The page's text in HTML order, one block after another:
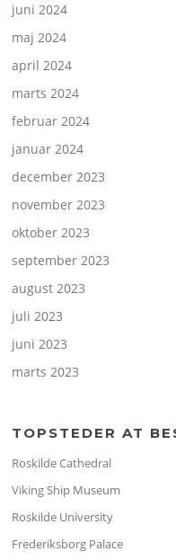
juni 2024
maj 2024
april 2024
marts 2024
februar 2024
januar 2024
december 2023
november 2023
oktober 2023
september 2023
august 2023
juli 2023
juni 2023
marts 2023
TOPSTEDER AT
Roskilde Cathedral
Viking Ship Museum
Roskilde University
Frederiksborg Palace